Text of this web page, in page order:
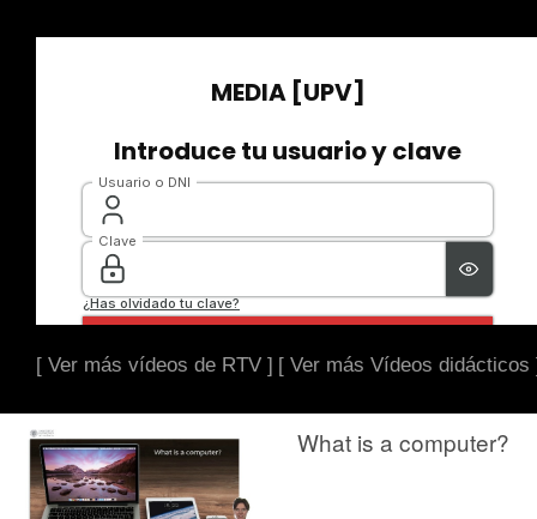
[ Ver más vídeos de RTV ] [ Ver más Vídeos didácticos
What is a computer?